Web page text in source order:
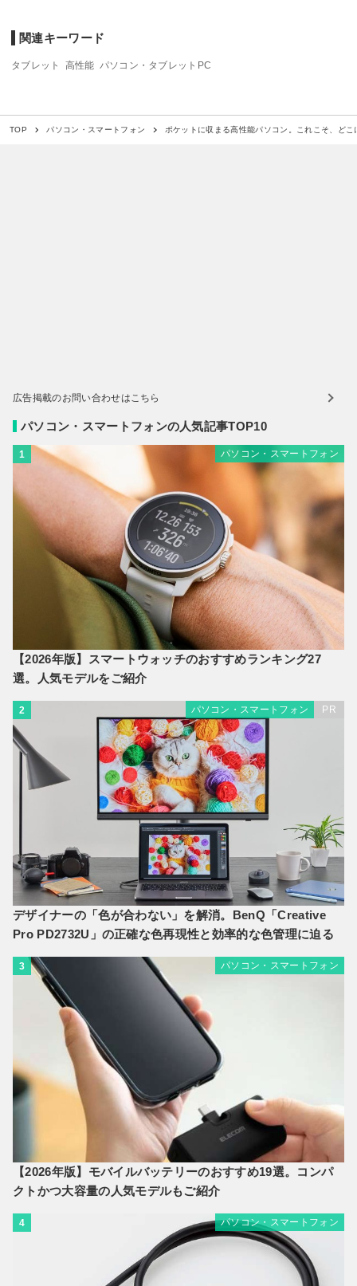
関連キーワード
タブレット 高性能 パソコン・タブレットPC
TOP パソコン・スマートフォン ポケットに収まる高性能パソコン。これこそ、どこ
広告掲載のお問い合わせはこちら
パソコン・スマートフォンの人気記事TOP10
1 パソコン・スマートフォン
【2026年版】スマートウォッチのおすすめランキング27
選。人気モデルをご紹介
2 パソコン・スマートフォン PR
デザイナーの「色が合わない」を解消。BenQ「Creative
Pro PD2732U」の正確な色再現性と効率的な色管理に迫る
3 パソコン・スマートフォン
【2026年版】モバイルバッテリーのおすすめ19選。コンパ
クトかつ大容量の人気モデルもご紹介
4 パソコン・スマートフォン